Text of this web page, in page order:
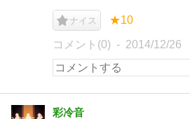
ナイス ★10
コメント(0) 2014/12/26
彩冷音